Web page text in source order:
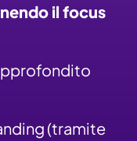
il focus
(tramite